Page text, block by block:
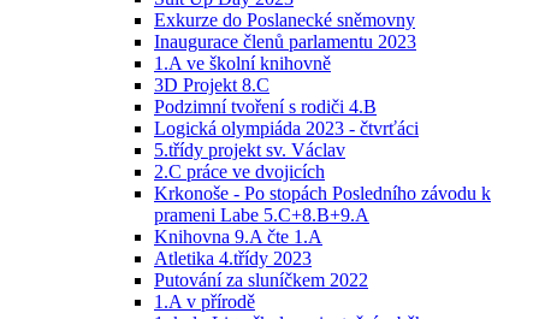
Exkurze do Poslanecké sněmovny
Inaugurace členů parlamentu 2023
1.A ve školní knihovně
3D Projekt 8.C
Podzimní tvoření s rodiči 4.B
Logická olympiáda 2023 - čtvrťáci
5.třídy projekt sv. Václav
2.C práce ve dvojicích
Krkonoše - Po stopách Posledního závodu k
prameni Labe 5.C+8.B+9.A
Knihovna 9.A čte 1.A
Atletika 4.třídy 2023
Putování za sluníčkem 2022
1.A v přírodě